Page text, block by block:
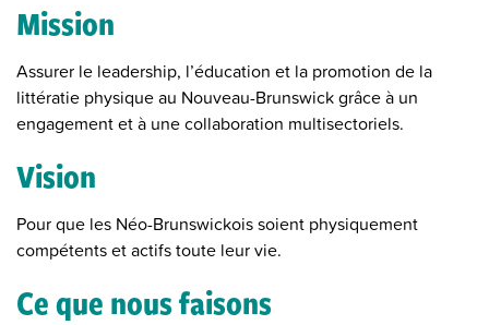
Mission
Assurer le leadership, l’éducation et la promotion de la
littératie physique au Nouveau-Brunswick grâce à un
engagement et à une collaboration multisectoriels.
Vision
Pour que les Néo-Brunswickois soient physiquement
compétents et actifs toute leur vie.
Ce que nous faisons